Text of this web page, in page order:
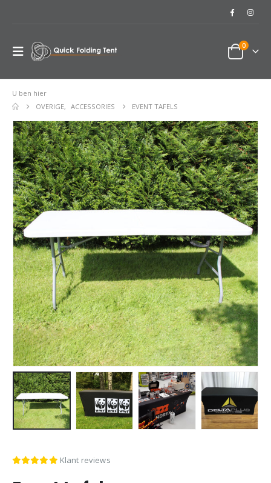
0
U ben hier
OVERIGE, ACCESSORIES EVENT TAFELS
Klant reviews